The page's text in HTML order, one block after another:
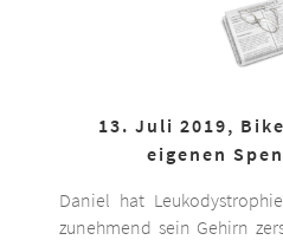
13. Juli 2019,
eigenen
Daniel hat
zunehmend sein Gehirn